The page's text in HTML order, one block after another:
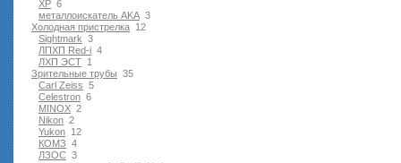
6
XP
3
металлоискатель AKA
12
Холодная пристрелка
3
Sightmark
4
ЛПХП Red-i
1
ЛХП ЭСТ
35
Зрительные трубы
5
Carl Zeiss
6
Celestron
2
MINOX
2
Nikon
12
Yukon
4
КОМЗ
3
ЛЗОС